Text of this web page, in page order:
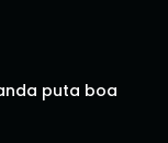
puta boa